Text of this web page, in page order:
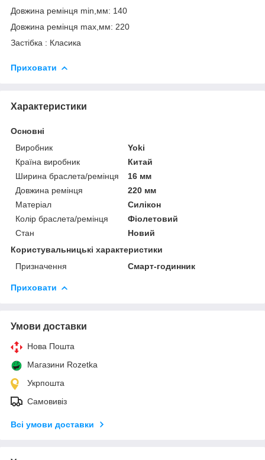
Довжина ремінця min,мм: 140
Довжина ремінця max,мм: 220
Застібка : Класика
Приховати
Характеристики
Основні
Виробник
Yoki
Країна виробник
Китай
Ширина браслета/ремінця
16 мм
Довжина ремінця
220 мм
Матеріал
Силікон
Колір браслета/ремінця
Фіолетовий
Стан
Новий
Користувальницькі характеристики
Призначення
Смарт-годинник
Приховати
Умови доставки
Нова Пошта
Магазини Rozetka
Укрпошта
Самовивіз
Всі умови доставки